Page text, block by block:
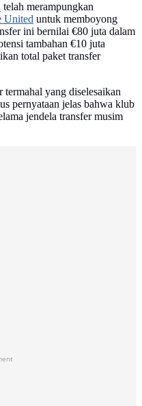
telah merampungkan
United untuk memboyong
ini bernilai €80 juta dalam
tambahan €10 juta
total paket transfer
termahal yang diselesaikan
pernyataan jelas bahwa klub
jendela transfer musim